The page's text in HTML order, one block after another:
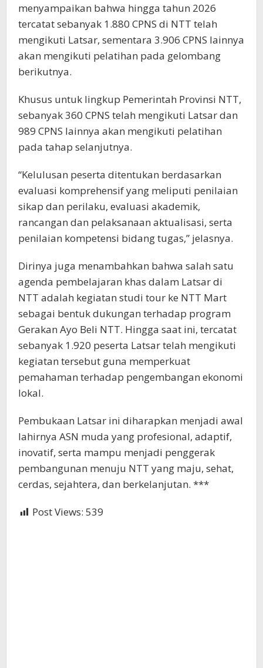
menyampaikan bahwa hingga tahun 2026
tercatat sebanyak 1.880 CPNS di NTT telah
mengikuti Latsar, sementara 3.906 CPNS lainnya
akan mengikuti pelatihan pada gelombang
berikutnya.
Khusus untuk lingkup Pemerintah Provinsi NTT,
sebanyak 360 CPNS telah mengikuti Latsar dan
989 CPNS lainnya akan mengikuti pelatihan
pada tahap selanjutnya.
“Kelulusan peserta ditentukan berdasarkan
evaluasi komprehensif yang meliputi penilaian
sikap dan perilaku, evaluasi akademik,
rancangan dan pelaksanaan aktualisasi, serta
penilaian kompetensi bidang tugas,” jelasnya.
Dirinya juga menambahkan bahwa salah satu
agenda pembelajaran khas dalam Latsar di
NTT adalah kegiatan studi tour ke NTT Mart
sebagai bentuk dukungan terhadap program
Gerakan Ayo Beli NTT. Hingga saat ini, tercatat
sebanyak 1.920 peserta Latsar telah mengikuti
kegiatan tersebut guna memperkuat
pemahaman terhadap pengembangan ekonomi
lokal.
Pembukaan Latsar ini diharapkan menjadi awal
lahirnya ASN muda yang profesional, adaptif,
inovatif, serta mampu menjadi penggerak
pembangunan menuju NTT yang maju, sehat,
cerdas, sejahtera, dan berkelanjutan. ***
Post Views: 539